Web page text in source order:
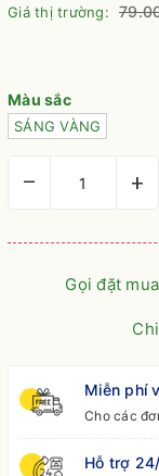
Giá thị trường:
Màu sắc
SÁNG VÀNG
– +
Gọi đặt
Miễn phí
Cho các
Hỗ trợ